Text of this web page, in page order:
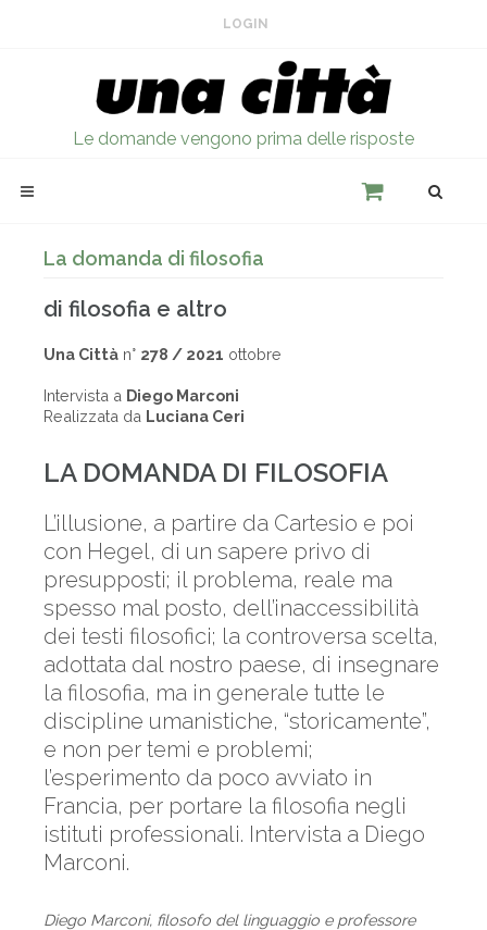
LOGIN
Le domande vengono prima delle risposte
La domanda di filosofia
di filosofia e altro
Una Città n° 278 / 2021 ottobre
Intervista a Diego Marconi
Realizzata da Luciana Ceri
LA DOMANDA DI FILOSOFIA
L’illusione, a partire da Cartesio e poi
con Hegel, di un sapere privo di
presupposti; il problema, reale ma
spesso mal posto, dell’inaccessibilità
dei testi filosofici; la controversa scelta,
adottata dal nostro paese, di insegnare
la filosofia, ma in generale tutte le
discipline umanistiche, “storicamente”,
e non per temi e problemi;
l’esperimento da poco avviato in
Francia, per portare la filosofia negli
istituti professionali. Intervista a Diego
Marconi.
Diego Marconi, filosofo del linguaggio e professore